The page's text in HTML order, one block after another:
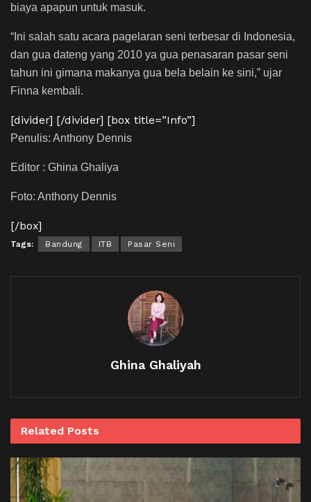
biaya apapun untuk masuk.
“Ini salah satu acara pagelaran seni terbesar di Indonesia,
dan gua dateng yang 2010 ya gua penasaran pasar seni
tahun ini gimana makanya gua bela belain ke sini,” ujar
Finna kembali.
[divider] [/divider] [box title=”Info”]
Penulis: Anthony Dennis
Editor : Ghina Ghaliya
Foto: Anthony Dennis
[/box]
Tags: Bandung ITB Pasar Seni
Ghina Ghaliyah
Related Posts